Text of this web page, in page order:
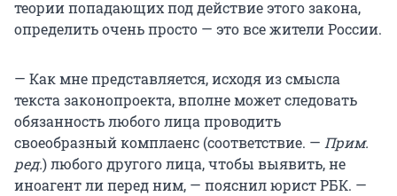
теории попадающих под действие этого закона,
определить очень просто — это все жители России.
— Как мне представляется, исходя из смысла
текста законопроекта, вполне может следовать
обязанность любого лица проводить
своеобразный комплаенс (соответствие. — Прим.
ред.) любого другого лица, чтобы выявить, не
иноагент ли перед ним, — пояснил юрист РБК. —